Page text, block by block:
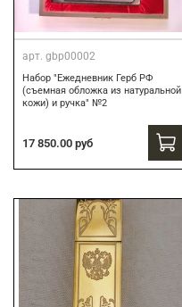
арт. gbp00002
Набор "Ежедневник Герб РФ
(съемная обложка из натуральной
кожи) и ручка" №2
17 850.00 руб